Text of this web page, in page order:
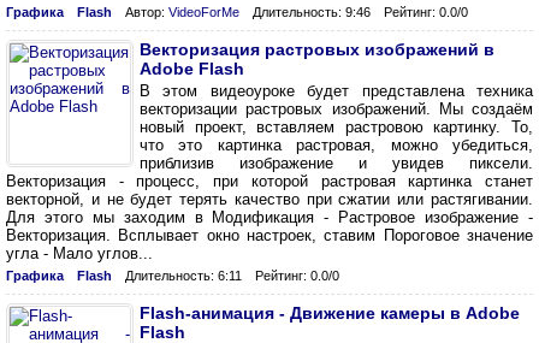
Графика Flash Автор: VideoForMe Длительность: 9:46 Рейтинг: 0.0/0
Векторизация растровых изображений в
Adobe Flash
В этом видеоуроке будет представлена техника
векторизации растровых изображений. Мы создаём
новый проект, вставляем растровою картинку. То,
что это картинка растровая, можно убедиться,
приблизив изображение и увидев пиксели.
Векторизация - процесс, при которой растровая картинка станет
векторной, и не будет терять качество при сжатии или растягивании.
Для этого мы заходим в Модификация - Растровое изображение -
Векторизация. Всплывает окно настроек, ставим Пороговое значение
угла - Мало углов...
Графика Flash Длительность: 6:11 Рейтинг: 0.0/0
Flash-анимация - Движение камеры в Adobe
Flash